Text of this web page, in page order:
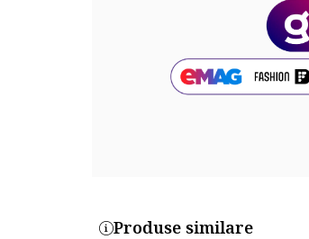
Produse similare